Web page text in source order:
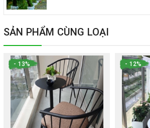
SẢN PHẨM CÙNG LOẠI
- 13% - 12%